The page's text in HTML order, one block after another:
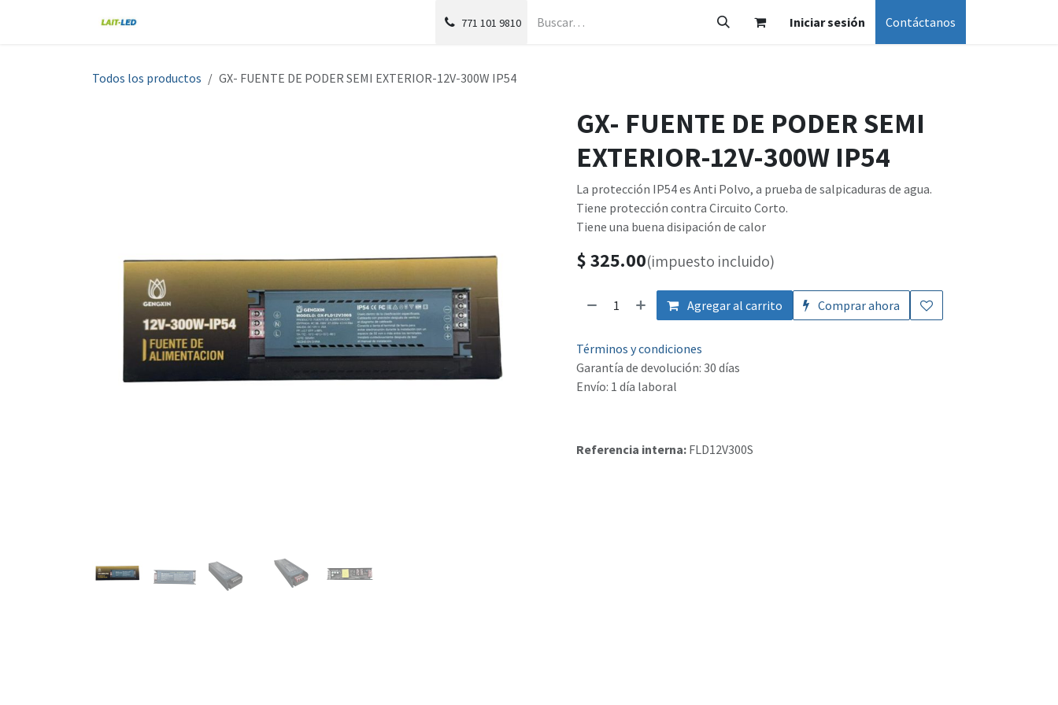
771 101 9810 Iniciar sesión Contáctanos
Todos los productos GX- FUENTE DE PODER SEMI EXTERIOR-12V-300W IP54
GX- FUENTE DE PODER SEMI
EXTERIOR-12V-300W IP54
La protección IP54 es Anti Polvo, a prueba de salpicaduras de agua.
Tiene protección contra Circuito Corto.
Tiene una buena disipación de calor
$325.00(impuesto incluido)
Agregar al carrito Comprar ahora
Términos y condiciones
Garantía de devolución: 30 días
Envío: 1 día laboral
Referencia interna: FLD12V300S